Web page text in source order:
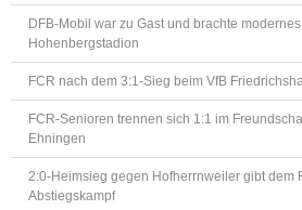
DFB-Mobil war zu Gast und brachte
Hohenbergstadion
FCR nach dem 3:1-Sieg beim VfB
FCR-Senioren trennen sich 1:1 im
Ehningen
2:0-Heimsieg gegen Hofherrnweiler gibt dem
Abstiegskampf